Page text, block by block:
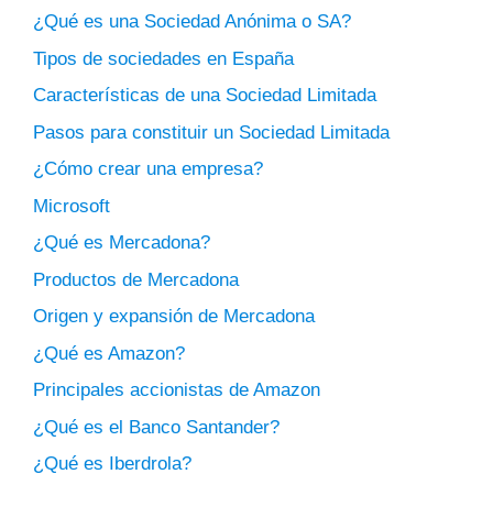
¿Qué es una Sociedad Anónima o SA?
Tipos de sociedades en España
Características de una Sociedad Limitada
Pasos para constituir un Sociedad Limitada
¿Cómo crear una empresa?
Microsoft
¿Qué es Mercadona?
Productos de Mercadona
Origen y expansión de Mercadona
¿Qué es Amazon?
Principales accionistas de Amazon
¿Qué es el Banco Santander?
¿Qué es Iberdrola?